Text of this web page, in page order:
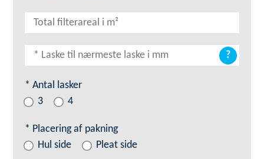
?
* Antal lasker
3
4
* Placering af pakning
Hul side
Pleat side